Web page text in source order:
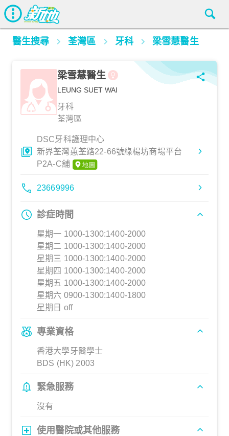
醫生搜尋 荃灣區 牙科 梁雪慧醫生
梁雪慧醫生
LEUNG SUET WAI
牙科
荃灣區
DSC牙科護理中心
新界荃灣蕙荃路22-66號綠楊坊商場平台
P2A-C舖
23669996
診症時間
星期一 1000-1300:1400-2000
星期二 1000-1300:1400-2000
星期三 1000-1300:1400-2000
星期四 1000-1300:1400-2000
星期五 1000-1300:1400-2000
星期六 0900-1300:1400-1800
星期日 off
專業資格
香港大學牙醫學士
BDS (HK) 2003
緊急服務
沒有
使用醫院或其他服務